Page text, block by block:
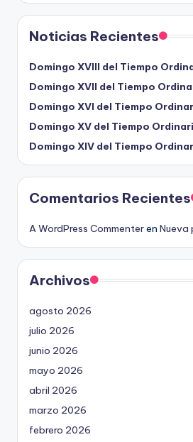
Noticias Recientes
Domingo XVIII del Tiempo
Domingo XVII del Tiempo
Domingo XVI del Tiempo
Domingo XV del Tiempo
Domingo XIV del Tiempo
Comentarios Recientes
A WordPress Commenteren Nueva
Archivos
agosto 2026
julio 2026
junio 2026
mayo 2026
abril 2026
marzo 2026
febrero 2026